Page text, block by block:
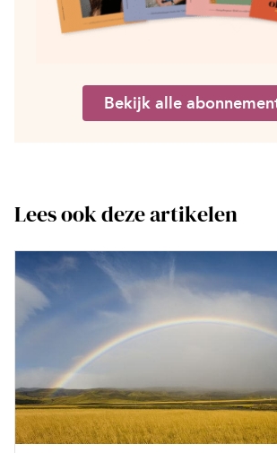
Bekijk alle
Lees ook deze artikelen